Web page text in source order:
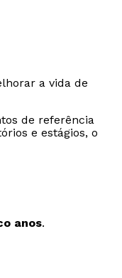
a vida de
de referência
e estágios, o
anos.